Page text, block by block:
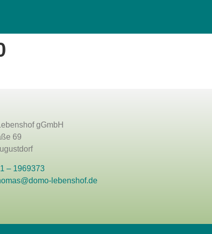
gGmbH
69
– 1969373
lebenshof.de